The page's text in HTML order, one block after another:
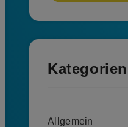
Kategorien
Allgemein